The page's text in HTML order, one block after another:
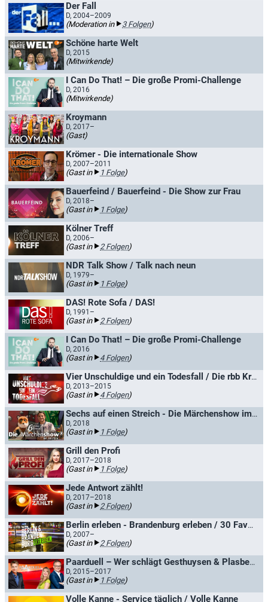
Der Fall
D, 2004–2009
(Moderation in 3 Folgen)
Schöne harte Welt
D, 2015
(Mitwirkende)
I Can Do That! – Die große Promi-Challenge
D, 2016
(Mitwirkende)
Kroymann
D, 2017–
(Gast)
Krömer - Die internationale Show
D, 2007–2011
(Gast in 1 Folge)
Bauerfeind / Bauerfeind - Die Show zur Frau
D, 2018–
(Gast in 1 Folge)
Kölner Treff
D, 2006–
(Gast in 2 Folgen)
NDR Talk Show / Talk nach neun
D, 1979–
(Gast in 1 Folge)
DAS! Rote Sofa / DAS!
D, 1991–
(Gast in 2 Folgen)
I Can Do That! – Die große Promi-Challenge
D, 2016
(Gast in 4 Folgen)
Vier Unschuldige und ein Todesfall / Die rbb Krimi-Show
D, 2013–2015
(Gast in 4 Folgen)
Sechs auf einen Streich - Die Märchenshow im Ersten
D, 2018
(Gast in 1 Folge)
Grill den Profi
D, 2017–2018
(Gast in 1 Folge)
Jede Antwort zählt!
D, 2017–2018
(Gast in 2 Folgen)
Berlin erleben - Brandenburg erleben / 30 Favoriten
D, 2007–
(Gast in 2 Folgen)
Paarduell – Wer schlägt Gesthuysen & Plasberg? / Das Paar-Duell
D, 2015–2017
(Gast in 1 Folge)
Volle Kanne - Service täglich / Volle Kanne